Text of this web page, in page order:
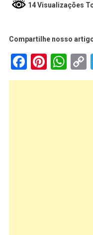
14 Visualizações
Compartilhe nosso